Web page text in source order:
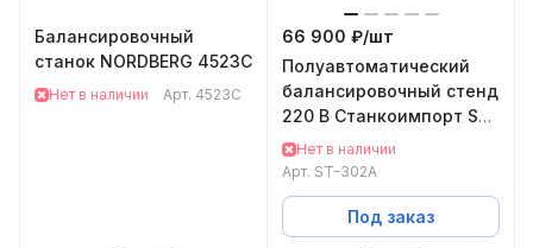
Балансировочный
станок NORDBERG 4523C
Нет в наличии Арт. 4523C
66 900 ₽/шт
Полуавтоматический
балансировочный стенд
220 В Станкоимпорт ST-
302AНет в наличии
Арт. ST-302A
Под заказ